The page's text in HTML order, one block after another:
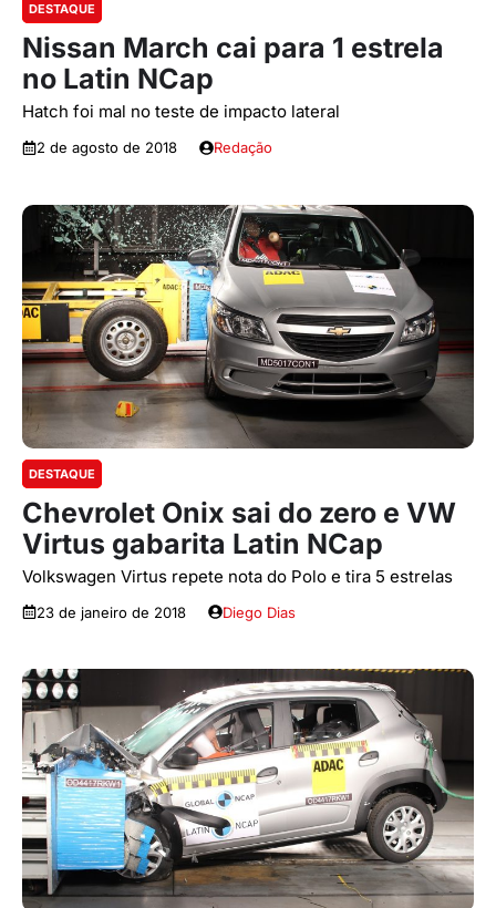
DESTAQUE
Nissan March cai para 1 estrela
no Latin NCap
Hatch foi mal no teste de impacto lateral
2 de agosto de 2018 Redação
DESTAQUE
Chevrolet Onix sai do zero e VW
Virtus gabarita Latin NCap
Volkswagen Virtus repete nota do Polo e tira 5 estrelas
23 de janeiro de 2018 Diego Dias